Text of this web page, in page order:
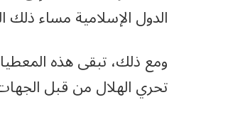
الدول الإسلامية مساء ذلك
ومع ذلك، تبقى هذه
تحري الهلال من قبل